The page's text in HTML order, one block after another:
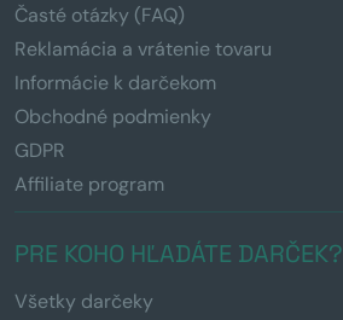
Časté otázky (FAQ)
Reklamácia a vrátenie tovaru
Informácie k darčekom
Obchodné podmienky
GDPR
Affiliate program
PRE KOHO HĽADÁTE DARČEK?
Všetky darčeky